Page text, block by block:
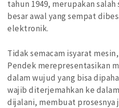
tahun 1949, merupakan
besar awal yang sempat
elektronik.
Tidak semacam isyarat
Pendek merepresentasikan
dalam wujud yang bisa
wajib diterjemahkan ke
dijalani, membuat